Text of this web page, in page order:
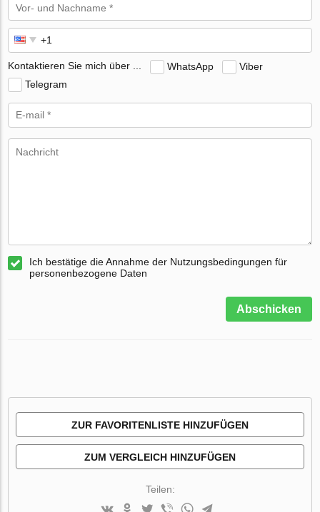
Kontaktieren Sie mich über ... WhatsApp
Viber
Telegram
Ich bestätige die Annahme der Nutzungsbedingungen für
personenbezogene Daten
Abschicken
ZUR FAVORITENLISTE HINZUFÜGEN
ZUM VERGLEICH HINZUFÜGEN
Teilen: